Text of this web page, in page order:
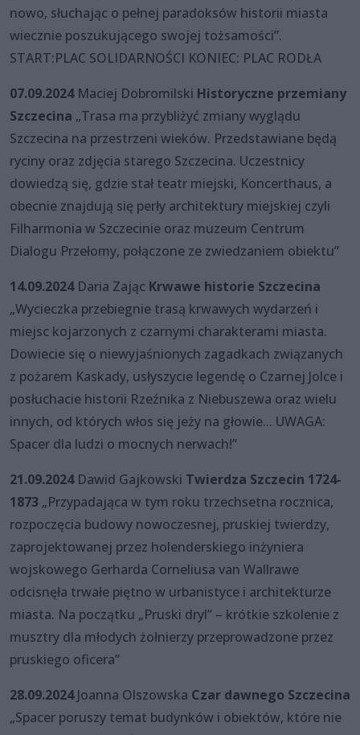
nowo, słuchając o pełnej paradoksów historii miasta
wiecznie poszukującego swojej tożsamości”.
START:PLAC SOLIDARNOŚCI KONIEC: PLAC RODŁA
07.09.2024 Maciej Dobromilski Historyczne przemiany
Szczecina „Trasa ma przybliżyć zmiany wyglądu
Szczecina na przestrzeni wieków. Przedstawiane będą
ryciny oraz zdjęcia starego Szczecina. Uczestnicy
dowiedzą się, gdzie stał teatr miejski, Koncerthaus, a
obecnie znajdują się perły architektury miejskiej czyli
Filharmonia w Szczecinie oraz muzeum Centrum
Dialogu Przełomy, połączone ze zwiedzaniem obiektu”
14.09.2024Daria Zając Krwawe historie Szczecina
„Wycieczka przebiegnie trasą krwawych wydarzeń i
miejsc kojarzonych z czarnymi charakterami miasta.
Dowiecie się o niewyjaśnionych zagadkach związanych
z pożarem Kaskady, usłyszycie legendę o Czarnej Jolce i
posłuchacie historii Rzeźnika z Niebuszewa oraz wielu
innych, od których włos się jeży na głowie... UWAGA:
Spacer dla ludzi o mocnych nerwach!”
21.09.2024 Dawid Gajkowski Twierdza Szczecin 1724-
1873 „Przypadająca w tym roku trzechsetna rocznica,
rozpoczęcia budowy nowoczesnej, pruskiej twierdzy,
zaprojektowanej przez holenderskiego inżyniera
wojskowego Gerharda Corneliusa van Wallrawe
odcisnęła trwałe piętno w urbanistyce i architekturze
miasta. Na początku „Pruski dryl” – krótkie szkolenie z
musztry dla młodych żołnierzy przeprowadzone przez
pruskiego oficera”
28.09.2024Joanna Olszowska Czar dawnego Szczecina
„Spacer poruszy temat budynków i obiektów, które nie